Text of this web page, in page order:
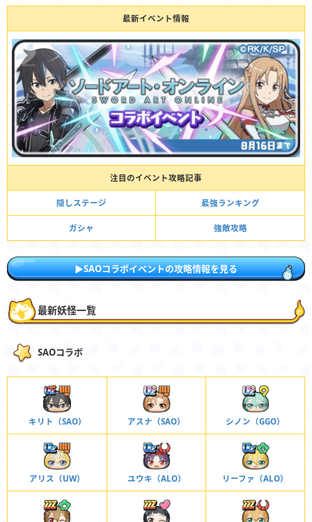
最新イベント情報
注目のイベント攻略記事
隠しステージ 最強ランキング
ガシャ 強敵攻略
▶︎SAOコラボイベントの攻略情報を見る
最新妖怪一覧
SAOコラボ
キリト（SAO） アスナ（SAO） シノン（GGO）
アリス（UW） ユウキ（ALO） リーファ（ALO）